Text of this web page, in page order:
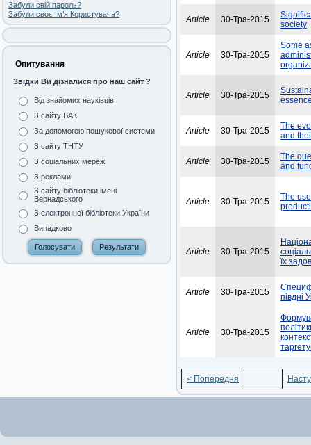
Забули свій пароль?
Забули своє Ім’я Користувача?
Опитування
Звідки Ви дізналися про наш сайт ?
Від знайомих науківців
З сайту ВАК
За допомогою пошукової системи
З сайту ТНТУ
З соціальних мереж
З реклами
З сайту бібліотеки імені
Вернадського
З електронної бібліотеки України
Випадково
Article 30-Тра-2015
society
Article 30-Тра-2015
Some
Article 30-Тра-2015
Article 30-Тра-2015
The
and
Article 30-Тра-2015
The
and
Article 30-Тра-2015
The
Article 30-Тра-2015
їх
Article 30-Тра-2015
півдні
Article 30-Тра-2015
< Попередня